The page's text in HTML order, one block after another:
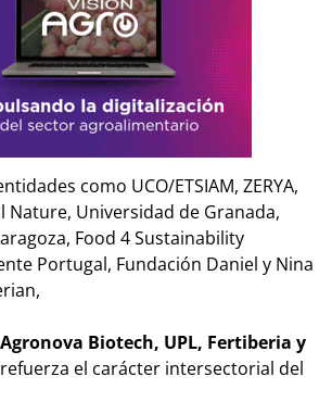
como UCO/ETSIAM, ZERYA,
Nature, Universidad de Granada,
Food 4 Sustainability
Portugal, Fundación Daniel y Nina
Biotech, UPL, Fertiberia y
refuerza el carácter intersectorial del